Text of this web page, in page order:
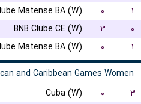
Matense BA (W)
۰ ۱
BNB Clube CE (W)
۳ ۰
Matense BA (W)
۰ ۱
and Caribbean Games Women
Cuba (W)
۰ ۳